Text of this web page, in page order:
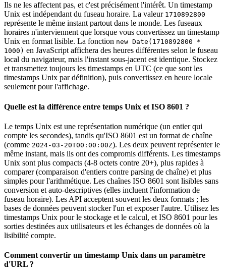
Ils ne les affectent pas, et c'est précisément l'intérêt. Un timestamp
Unix est indépendant du fuseau horaire. La valeur 1710892800
représente le même instant partout dans le monde. Les fuseaux
horaires n'interviennent que lorsque vous convertissez un timestamp
Unix en format lisible. La fonction new Date(1710892800 *
1000) en JavaScript affichera des heures différentes selon le fuseau
local du navigateur, mais l'instant sous-jacent est identique. Stockez
et transmettez toujours les timestamps en UTC (ce que sont les
timestamps Unix par définition), puis convertissez en heure locale
seulement pour l'affichage.
Quelle est la différence entre temps Unix et ISO 8601 ?
Le temps Unix est une représentation numérique (un entier qui
compte les secondes), tandis qu'ISO 8601 est un format de chaîne
(comme 2024-03-20T00:00:00Z). Les deux peuvent représenter le
même instant, mais ils ont des compromis différents. Les timestamps
Unix sont plus compacts (4-8 octets contre 20+), plus rapides à
comparer (comparaison d'entiers contre parsing de chaîne) et plus
simples pour l'arithmétique. Les chaînes ISO 8601 sont lisibles sans
conversion et auto-descriptives (elles incluent l'information de
fuseau horaire). Les API acceptent souvent les deux formats ; les
bases de données peuvent stocker l'un et exposer l'autre. Utilisez les
timestamps Unix pour le stockage et le calcul, et ISO 8601 pour les
sorties destinées aux utilisateurs et les échanges de données où la
lisibilité compte.
Comment convertir un timestamp Unix dans un paramètre
d'URL ?